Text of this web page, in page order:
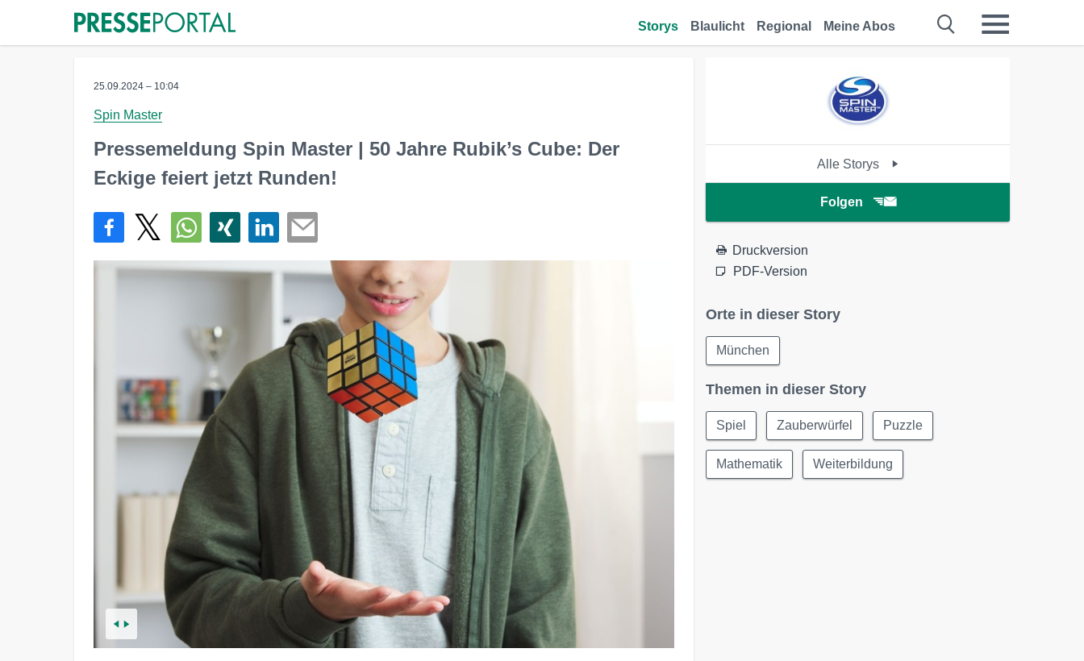
Storys Blaulicht Regional Meine Abos
25.09.2024 – 10:04
Spin Master
Pressemeldung Spin Master | 50 Jahre Rubik’s Cube: Der
Eckige feiert jetzt Runden!
Alle Storys
Folgen
Druckversion
PDF-Version
Orte in dieser Story
München
Themen in dieser Story
Spiel Zauberwürfel Puzzle
Mathematik Weiterbildung